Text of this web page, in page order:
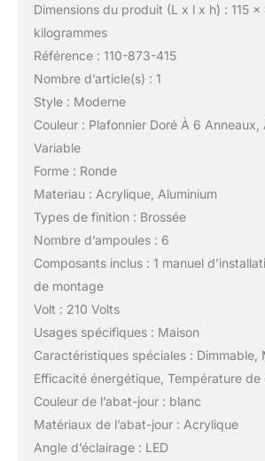
Dimensions du produit (L x l x h) : 115
kilogrammes
Référence : 110-873-415
Nombre d’article(s) : 1
Style : Moderne
Couleur : Plafonnier Doré À 6 Anneaux,
Variable
Forme : Ronde
Materiau : Acrylique, Aluminium
Types de finition : Brossée
Nombre d’ampoules : 6
Composants inclus : 1 manuel
de montage
Volt : 210 Volts
Usages spécifiques : Maison
Caractéristiques spéciales : Dimmable,
Efficacité énergétique, Température
Couleur de l’abat-jour : blanc
Matériaux de l’abat-jour : Acrylique
Angle d’éclairage : LED